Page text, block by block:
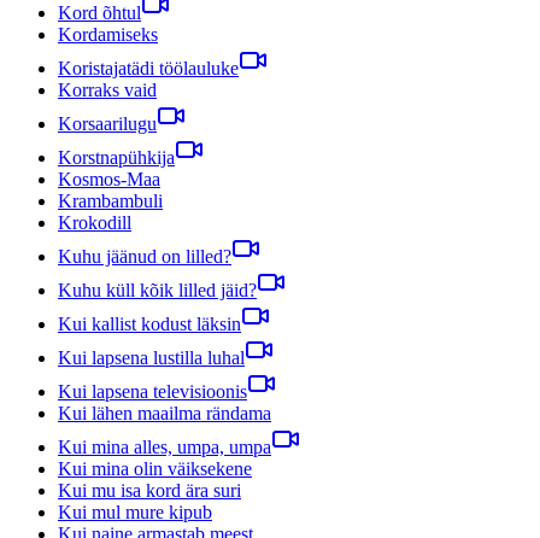
Kord õhtul
Kordamiseks
Koristajatädi töölauluke
Korraks vaid
Korsaarilugu
Korstnapühkija
Kosmos-Maa
Krambambuli
Krokodill
Kuhu jäänud on lilled?
Kuhu küll kõik lilled jäid?
Kui kallist kodust läksin
Kui lapsena lustilla luhal
Kui lapsena televisioonis
Kui lähen maailma rändama
Kui mina alles, umpa, umpa
Kui mina olin väiksekene
Kui mu isa kord ära suri
Kui mul mure kipub
Kui naine armastab meest